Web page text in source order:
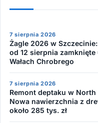
7 sierpnia 2026
Żagle 2026 w
od 12 sierpnia
Wałach Chrobrego
7 sierpnia 2026
Remont deptaku w
Nowa nawierzchnia z
około 285 tys. zł